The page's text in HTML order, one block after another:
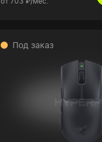
Под заказ